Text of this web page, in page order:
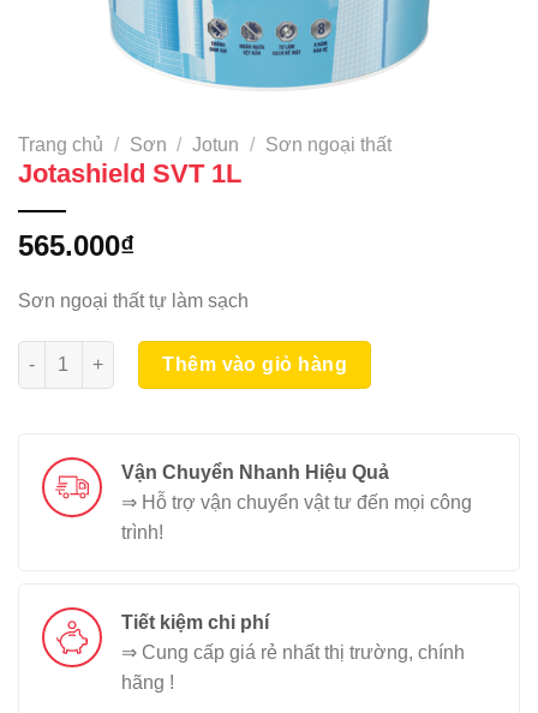
Trang chủ / Sơn / Jotun / Sơn ngoại thất
Jotashield SVT 1L
565.000₫
Sơn ngoại thất tự làm sạch
Jotashield SVT 1L số lượng
Thêm vào giỏ hàng
Vận Chuyển Nhanh Hiệu Quả
⇒ Hỗ trợ vận chuyển vật tư đến mọi công
trình!
Tiết kiệm chi phí
⇒ Cung cấp giá rẻ nhất thị trường, chính
hãng !